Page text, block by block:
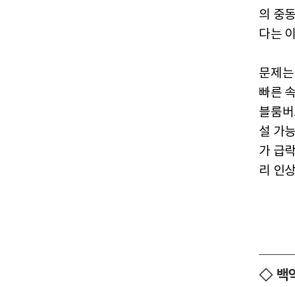
의 중
다는
문제
빠른
블룸
설 가
가 급
리 인
◇ 백